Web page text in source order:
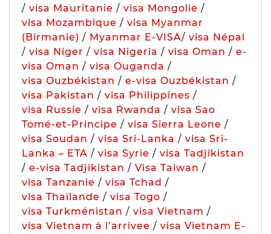
/ visa Mauritanie / visa Mongolie /
visa Mozambique / visa Myanmar
(Birmanie) / Myanmar E-VISA/ visa Népal
/ visa Niger / visa Nigeria / visa Oman / e-
visa Oman / visa Ouganda /
visa Ouzbékistan / e-visa Ouzbékistan /
visa Pakistan / visa Philippines /
visa Russie / visa Rwanda / visa Sao
Tomé-et-Principe / visa Sierra Leone /
visa Soudan / visa Sri-Lanka / visa Sri-
Lanka – ETA / visa Syrie / visa Tadjikistan
/ e-visa Tadjikistan / Visa Taiwan /
visa Tanzanie / visa Tchad /
visa Thaïlande / visa Togo /
visa Turkménistan / visa Vietnam /
visa Vietnam à l’arrivee / visa Vietnam E-